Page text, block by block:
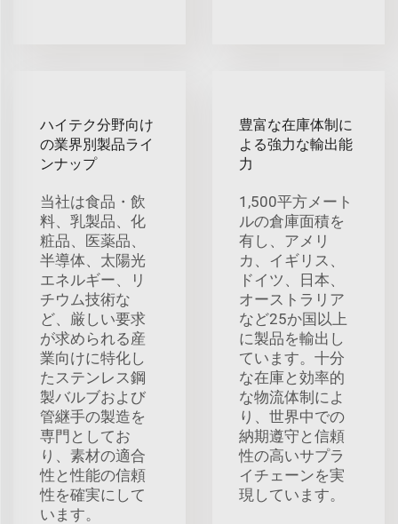
ハイテク分野向け
の業界別製品ライ
ンナップ
当社は食品・飲
料、乳製品、化
粧品、医薬品、
半導体、太陽光
エネルギー、リ
チウム技術な
ど、厳しい要求
が求められる産
業向けに特化し
たステンレス鋼
製バルブおよび
管継手の製造を
専門としてお
り、素材の適合
性と性能の信頼
性を確実にして
います。
豊富な在庫体制に
よる強力な輸出能
力
1,500平方メート
ルの倉庫面積を
有し、アメリ
カ、イギリス、
ドイツ、日本、
オーストラリア
など25か国以上
に製品を輸出し
ています。十分
な在庫と効率的
な物流体制によ
り、世界中での
納期遵守と信頼
性の高いサプラ
イチェーンを実
現しています。